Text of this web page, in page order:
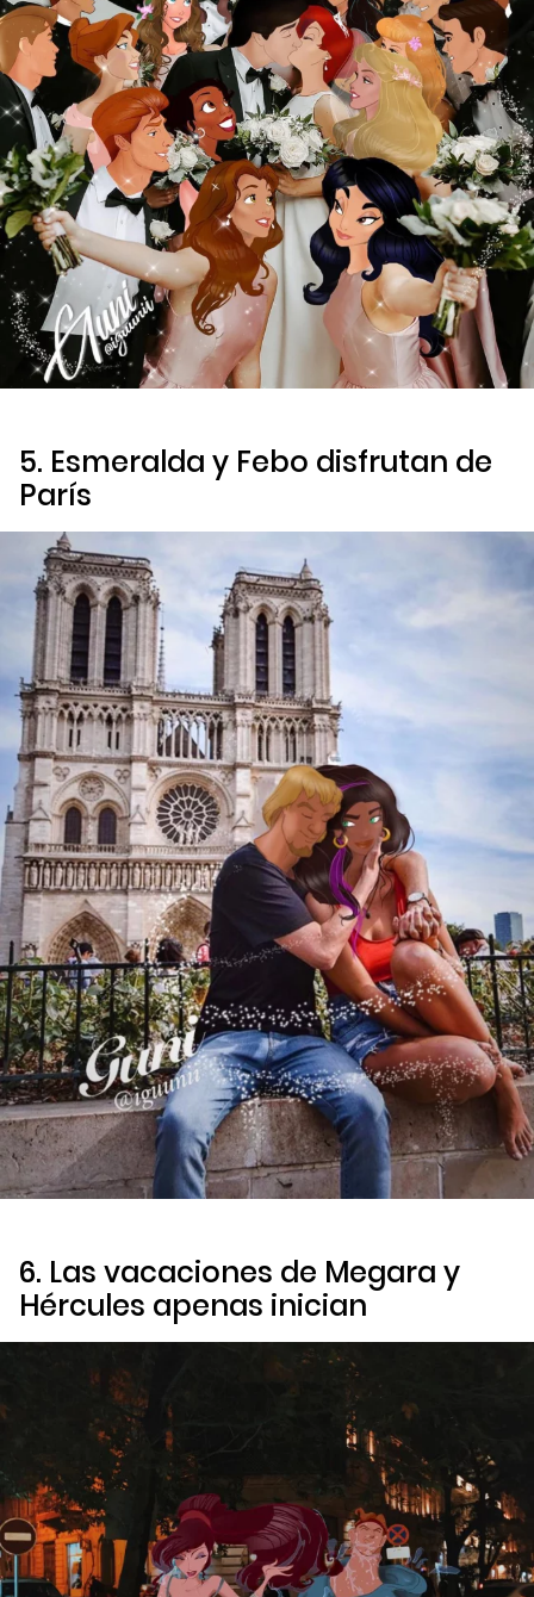
5. Esmeralda y Febo disfrutan de
París
6. Las vacaciones de Megara y
Hércules apenas inician